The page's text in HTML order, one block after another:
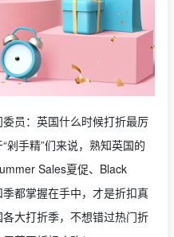
员：英国什么时候打折最厉
剁手精”们来说，熟知英国的
Sales夏促、Black
都掌握在手中，才是折扣真
大打折季，不想错过热门折